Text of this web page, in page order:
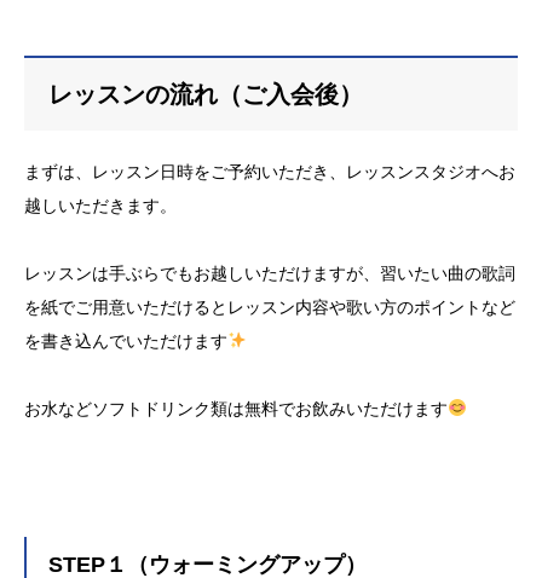
レッスンの流れ（ご入会後）
まずは、レッスン日時をご予約いただき、レッスンスタジオへお
越しいただきます。
レッスンは手ぶらでもお越しいただけますが、習いたい曲の歌詞
を紙でご用意いただけるとレッスン内容や歌い方のポイントなど
を書き込んでいただけます
お水などソフトドリンク類は無料でお飲みいただけます
STEP１（ウォーミングアップ）